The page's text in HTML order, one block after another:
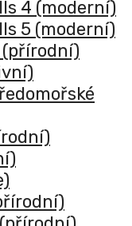
4 (moderní)
5 (moderní)
(přírodní)